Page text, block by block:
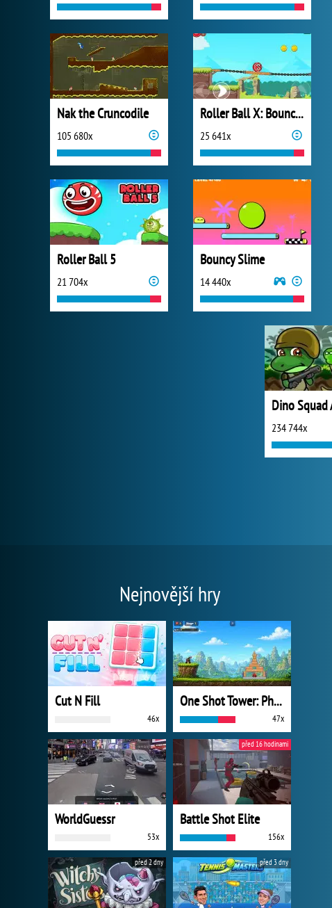
Nak the Cruncodile
105 680x
Roller Ball X: Bounce Ball
25 641x
Roller Ball 5
21 704x
Bouncy Slime
14 440x
234 744x
Nejnovější hry
Cut N Fill
46x
One Shot Tower: Physics Destroyer
47x
WorldGuessr
53x
Battle Shot Elite
156x
před 16 hodinami
před 2 dny před 3 dny